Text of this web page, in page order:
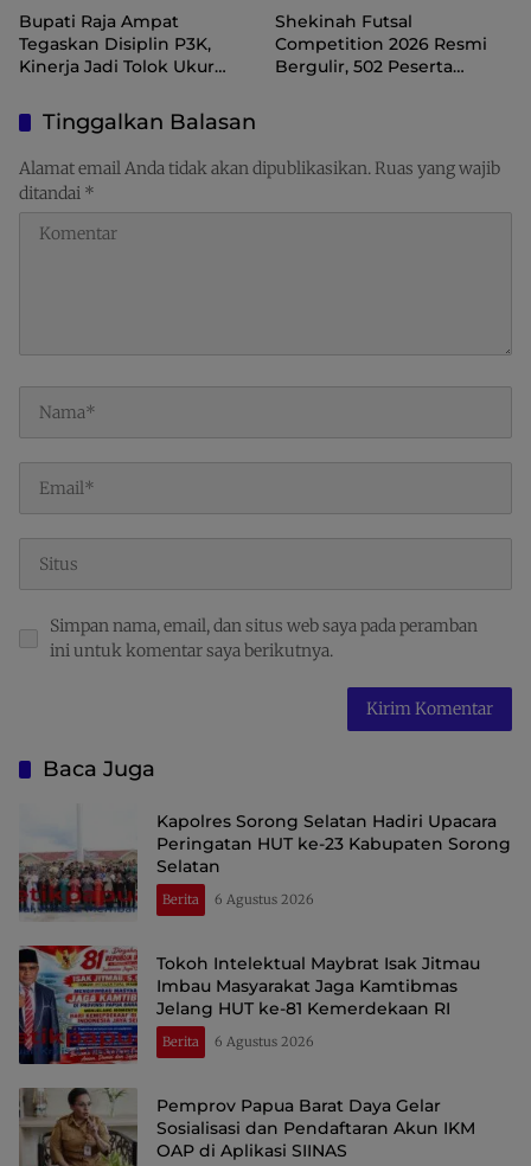
Bupati Raja Ampat
Tegaskan Disiplin P3K,
Kinerja Jadi Tolok Ukur
Shekinah Futsal
Competition 2026 Resmi
Bergulir, 502 Peserta
Tinggalkan Balasan
Alamat email Anda tidak akan dipublikasikan.Ruas yang wajib
ditandai *
Simpan nama, email, dan situs web saya pada peramban
ini untuk komentar saya berikutnya.
Baca Juga
Kapolres Sorong Selatan Hadiri Upacara
Peringatan HUT ke-23 Kabupaten Sorong
Selatan
Berita 6 Agustus 2026
Tokoh Intelektual Maybrat Isak Jitmau
Imbau Masyarakat Jaga Kamtibmas
Jelang HUT ke-81 Kemerdekaan RI
Berita 6 Agustus 2026
Pemprov Papua Barat Daya Gelar
Sosialisasi dan Pendaftaran Akun IKM
OAP di Aplikasi SIINAS